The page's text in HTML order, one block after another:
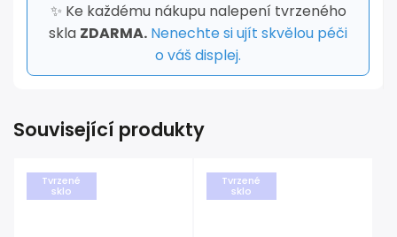
✨ Ke každému nákupu nalepení tvrzeného
skla ZDARMA. Nenechte si ujít skvělou péči
o váš displej.
Související produkty
Tvrzené
sklo
Tvrzené
sklo